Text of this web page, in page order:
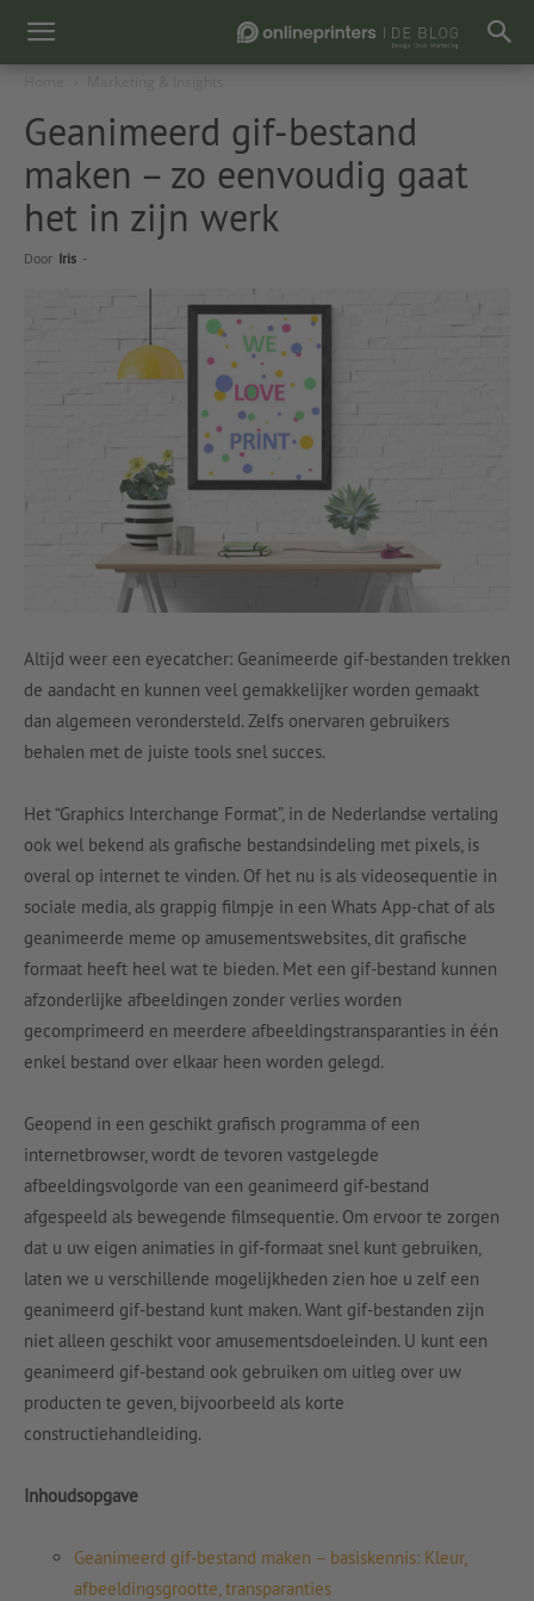
Geanimeerd gif-bestand
maken – zo eenvoudig gaat
het in zijn werk
Door Iris -
Altijd weer een eyecatcher: Geanimeerde gif-bestanden trekken
de aandacht en kunnen veel gemakkelijker worden gemaakt
dan algemeen verondersteld. Zelfs onervaren gebruikers
behalen met de juiste tools snel succes.
Het “Graphics Interchange Format”, in de Nederlandse vertaling
ook wel bekend als grafische bestandsindeling met pixels, is
overal op internet te vinden. Of het nu is als videosequentie in
sociale media, als grappig filmpje in een Whats App-chat of als
geanimeerde meme op amusementswebsites, dit grafische
formaat heeft heel wat te bieden. Met een gif-bestand kunnen
afzonderlijke afbeeldingen zonder verlies worden
gecomprimeerd en meerdere afbeeldingstransparanties in één
enkel bestand over elkaar heen worden gelegd.
Geopend in een geschikt grafisch programma of een
internetbrowser, wordt de tevoren vastgelegde
afbeeldingsvolgorde van een geanimeerd gif-bestand
afgespeeld als bewegende filmsequentie. Om ervoor te zorgen
dat u uw eigen animaties in gif-formaat snel kunt gebruiken,
laten we u verschillende mogelijkheden zien hoe u zelf een
geanimeerd gif-bestand kunt maken. Want gif-bestanden zijn
niet alleen geschikt voor amusementsdoeleinden. U kunt een
geanimeerd gif-bestand ook gebruiken om uitleg over uw
producten te geven, bijvoorbeeld als korte
constructiehandleiding.
Inhoudsopgave
Geanimeerd gif-bestand maken – basiskennis: Kleur,
afbeeldingsgrootte, transparanties